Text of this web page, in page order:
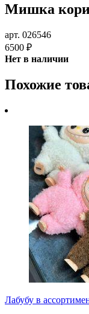
Мишка
арт. 026546
6500 ₽
Нет в наличии
Похожие
Лабубу в